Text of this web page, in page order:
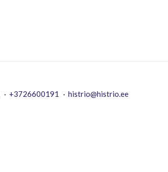
+3726600191 histrio@histrio.ee